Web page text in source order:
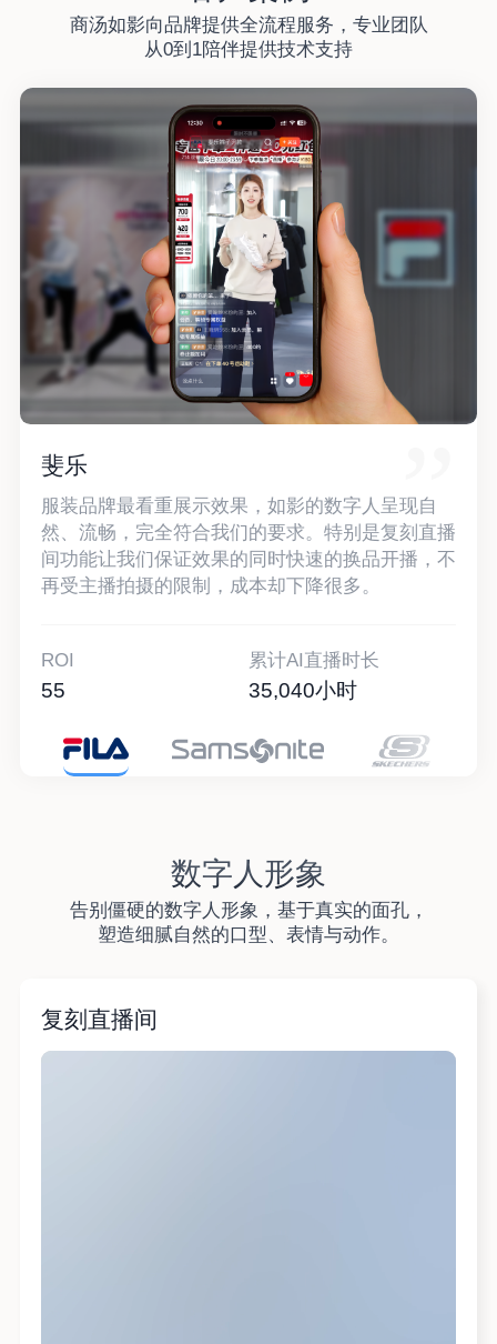
商汤如影向品牌提供全流程服务，专业团队
从0到1陪伴提供技术支持
斐乐
服装品牌最看重展示效果，如影的数字人呈现自
然、流畅，完全符合我们的要求。特别是复刻直播
间功能让我们保证效果的同时快速的换品开播，不
再受主播拍摄的限制，成本却下降很多。
ROI
55
累计AI直播时长
35,040小时
数字人形象
告别僵硬的数字人形象，基于真实的面孔，
塑造细腻自然的口型、表情与动作。
复刻直播间